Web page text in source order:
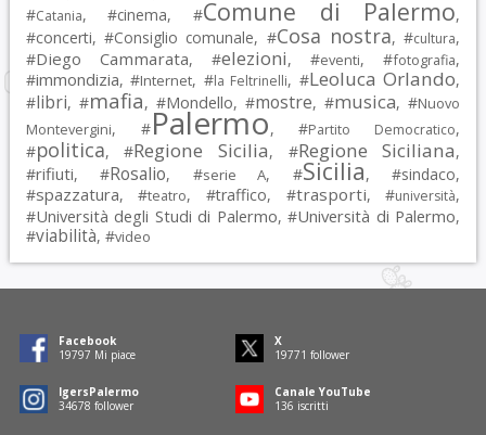
#Catania, #cinema, #Comune di Palermo,
#concerti, #Consiglio comunale, #Cosa nostra, #cultura,
#Diego Cammarata, #elezioni, #eventi, #fotografia,
#immondizia, #Internet, #la Feltrinelli, #Leoluca Orlando,
#libri, #mafia, #Mondello, #mostre, #musica, #Nuovo
Montevergini, #Palermo, #Partito Democratico,
#politica, #Regione Sicilia, #Regione Siciliana,
#rifiuti, #Rosalio, #serie A, #Sicilia, #sindaco,
#spazzatura, #teatro, #traffico, #trasporti, #università,
#Università degli Studi di Palermo, #Università di Palermo,
#viabilità, #video
Facebook
19797 Mi piace
X
19771 follower
IgersPalermo
34678 follower
Canale YouTube
136 iscritti